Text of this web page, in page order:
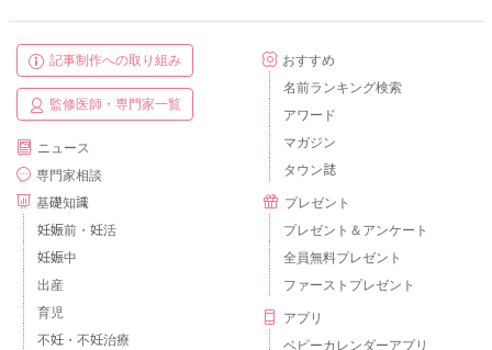
記事制作への取り組み
監修医師・専門家一覧
ニュース
専門家相談
基礎知識
妊娠前・妊活
妊娠中
出産
育児
不妊・不妊治療
おすすめ
名前ランキング検索
アワード
マガジン
タウン誌
プレゼント
プレゼント＆アンケート
全員無料プレゼント
ファーストプレゼント
アプリ
ベビーカレンダーアプリ